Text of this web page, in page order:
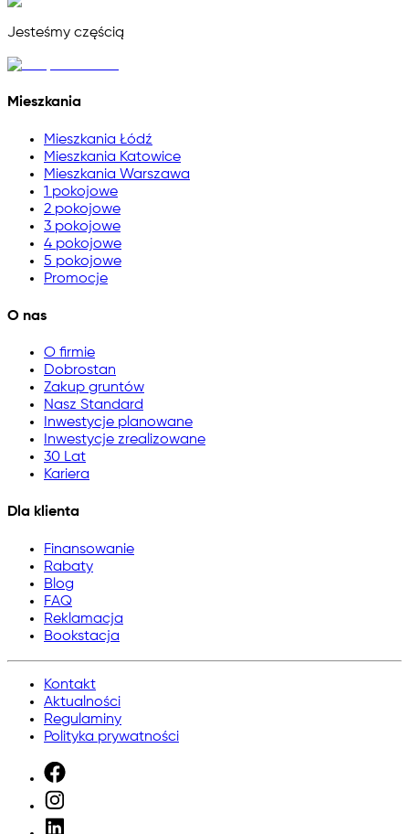
Jesteśmy częścią
Mieszkania
Mieszkania Łódź
Mieszkania Katowice
Mieszkania Warszawa
1 pokojowe
2 pokojowe
3 pokojowe
4 pokojowe
5 pokojowe
Promocje
O nas
O firmie
Dobrostan
Zakup gruntów
Nasz Standard
Inwestycje planowane
Inwestycje zrealizowane
30 Lat
Kariera
Dla klienta
Finansowanie
Rabaty
Blog
FAQ
Reklamacja
Bookstacja
Kontakt
Aktualności
Regulaminy
Polityka prywatności